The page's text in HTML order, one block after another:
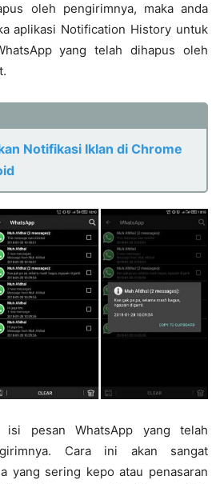
oleh pengirimnya, maka anda
aplikasi Notification History untuk
yang telah dihapus oleh
Notifikasi Iklan di Chrome
isi pesan WhatsApp yang telah
Cara ini akan sangat
yang sering kepo atau penasaran